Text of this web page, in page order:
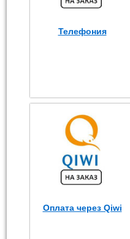
Телефония
Оплата через Qiwi